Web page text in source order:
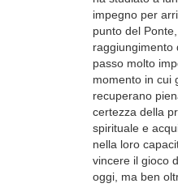
impegno per
punto del
raggiungimento
passo molto
momento in cui
recuperano
certezza della
spirituale e
nella loro
vincere il gioco
oggi, ma ben